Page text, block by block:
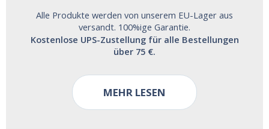
Alle Produkte werden von unserem EU-Lager aus
versandt. 100%ige Garantie.
Kostenlose UPS-Zustellung für alle Bestellungen
über 75 €.
MEHR LESEN